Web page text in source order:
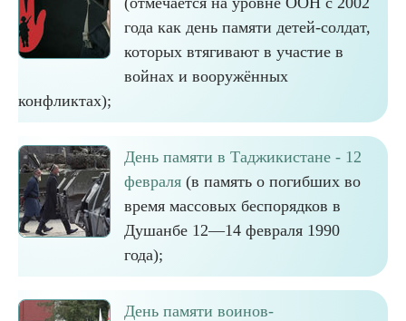
года как день памяти детей-солдат,
которых втягивают в участие в
войнах и вооружённых
конфликтах);
День памяти в Таджикистане - 12
февраля (в память о погибших во
время массовых беспорядков в
Душанбе 12—14 февраля 1990
года);
День памяти воинов-